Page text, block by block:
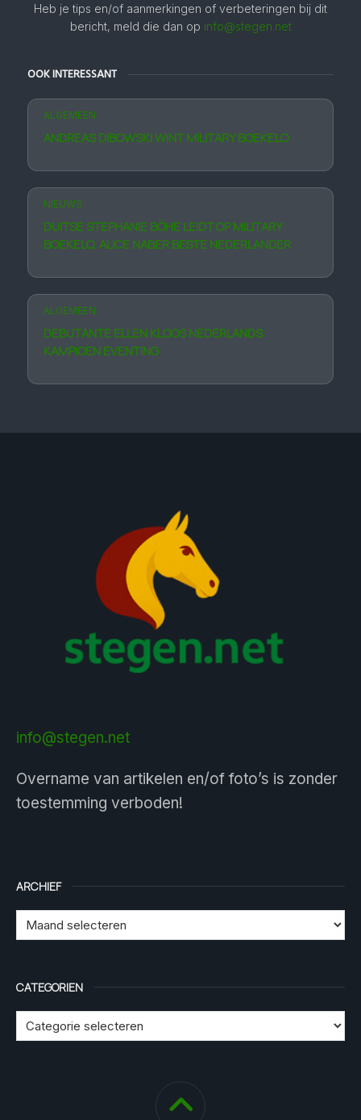
Heb je tips en/of aanmerkingen of verbeteringen bij dit
bericht, meld die dan op info@stegen.net
OOK INTERESSANT
ALGEMEEN
ANDREAS DIBOWSKI WINT MILITARY BOEKELO
NIEUWS
DUITSE STEPHANIE BÖHE LEIDT OP MILITARY
BOEKELO, ALICE NABER BESTE NEDERLANDER
ALGEMEEN
DEBUTANTE ELLEN KLOOS NEDERLANDS
KAMPIOEN EVENTING
info@stegen.net
Overname van artikelen en/of foto’s is zonder
toestemming verboden!
ARCHIEF
CATEGORIEN